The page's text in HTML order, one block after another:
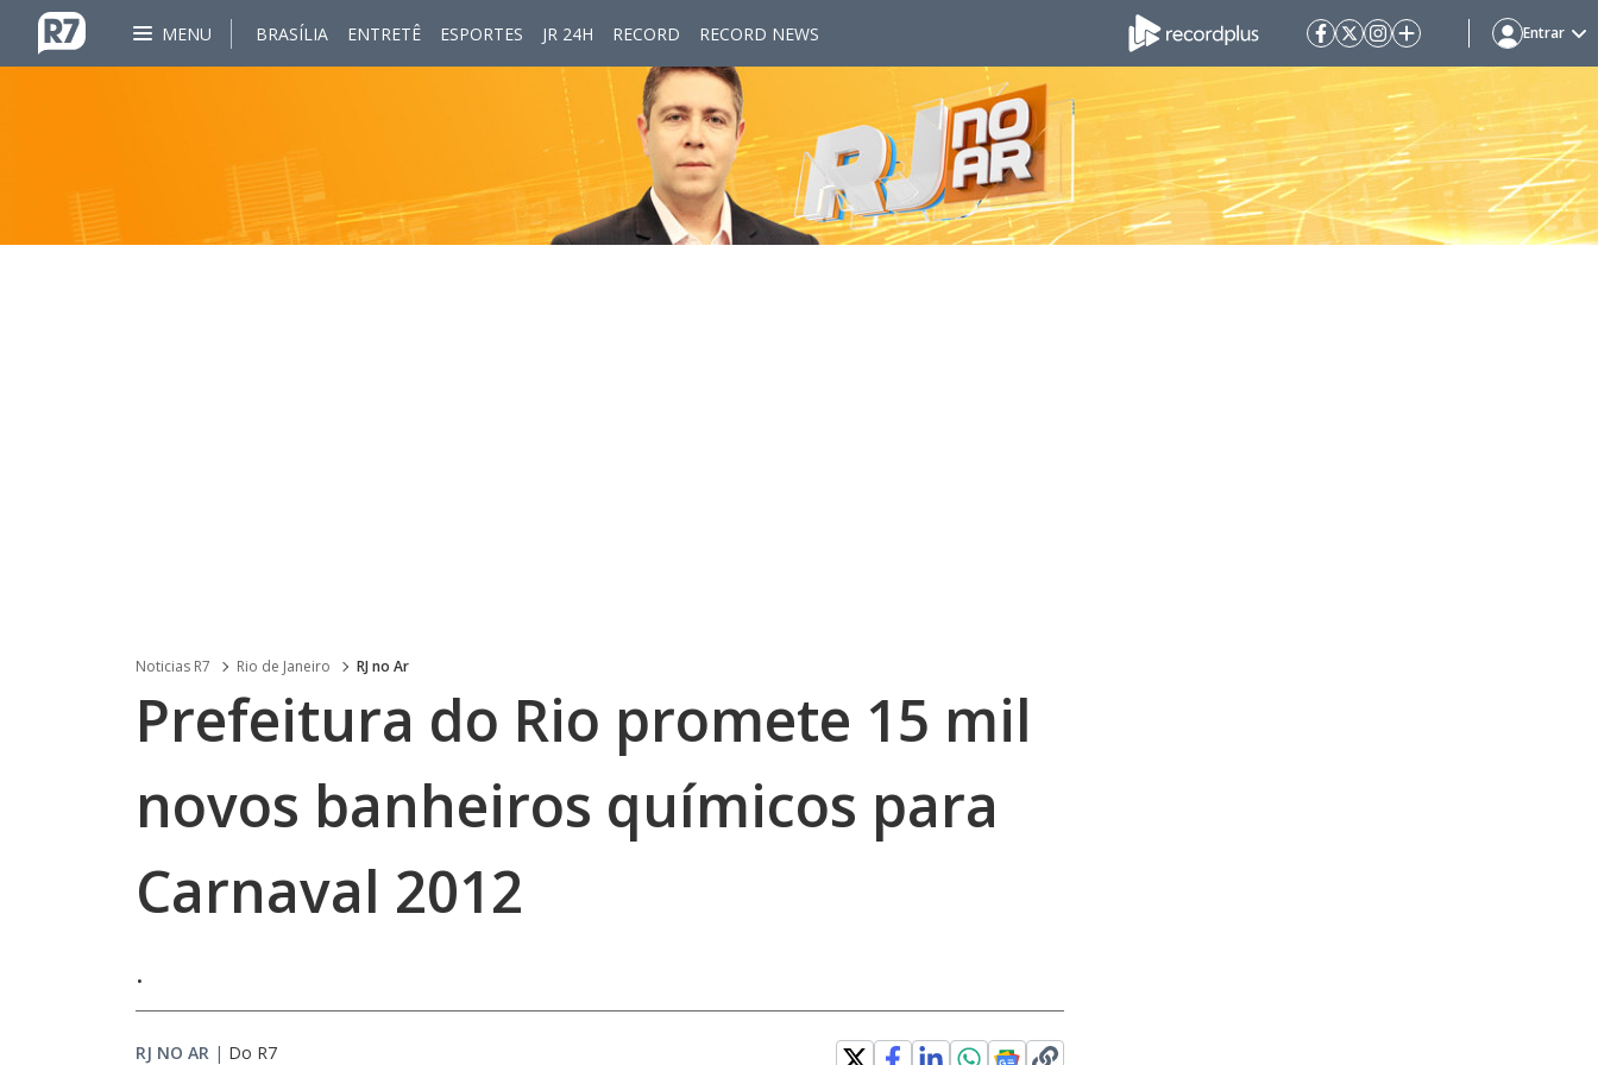
MENU BRASÍLIA ENTRETÊ ESPORTES JR 24H RECORD RECORD NEWS Entrar
Noticias R7 Rio de Janeiro RJ no Ar
Prefeitura do Rio promete 15 mil
novos banheiros químicos para
Carnaval 2012
.
RJ NO AR | Do R7